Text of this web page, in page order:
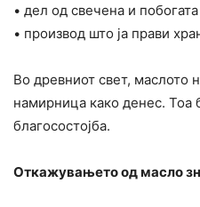
• дел од свечена и
• производ што ја прави
Во древниот свет, маслото
намирница како денес. Тоа
благосостојба.
Откажувањето од масло